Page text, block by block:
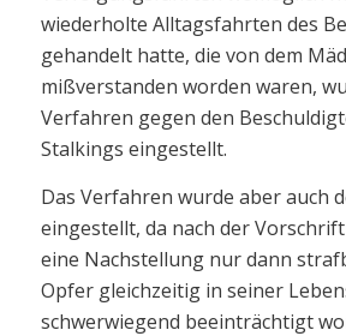
wiederholte Alltagsfahrten des
gehandelt hatte, die von dem
mißverstanden worden waren,
Verfahren gegen den
Stalkings eingestellt.
Das Verfahren wurde aber auch
eingestellt, da nach der Vorschrift
eine Nachstellung nur dann
Opfer gleichzeitig in seiner
schwerwiegend beeinträchtigt